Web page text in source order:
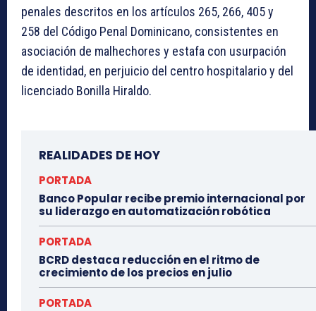
penales descritos en los artículos 265, 266, 405 y
258 del Código Penal Dominicano, consistentes en
asociación de malhechores y estafa con usurpación
de identidad, en perjuicio del centro hospitalario y del
licenciado Bonilla Hiraldo.
REALIDADES DE HOY
PORTADA
Banco Popular recibe premio internacional por
su liderazgo en automatización robótica
PORTADA
BCRD destaca reducción en el ritmo de
crecimiento de los precios en julio
PORTADA